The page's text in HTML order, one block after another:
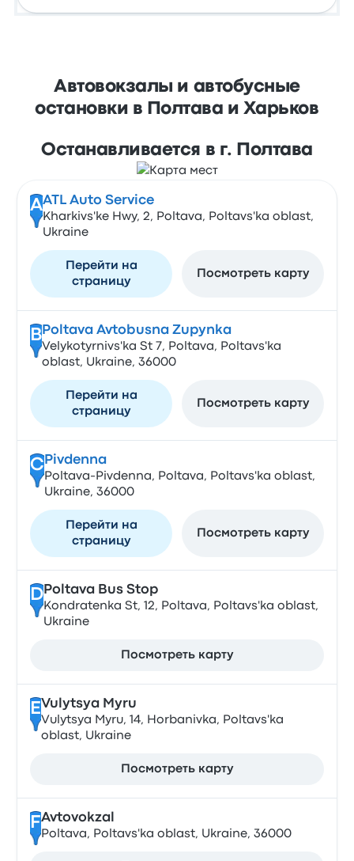
Автовокзалы и автобусные
остановки в Полтава и Харьков
Останавливается в г. Полтава
AATL Auto Service
Kharkivs'ke Hwy, 2, Poltava, Poltavs'ka oblast,
Ukraine
Перейти на
страницу
Посмотреть карту
B Poltava Avtobusna Zupynka
Velykotyrnivs'ka St 7, Poltava, Poltavs'ka
oblast, Ukraine, 36000
Перейти на
страницу
Посмотреть карту
CPivdenna
Poltava-Pivdenna, Poltava, Poltavs'ka oblast,
Ukraine, 36000
Перейти на
страницу
Посмотреть карту
DPoltava Bus Stop
Kondratenka St, 12, Poltava, Poltavs'ka oblast,
Ukraine
Посмотреть карту
EVulytsya Myru
Vulytsya Myru, 14, Horbanivka, Poltavs'ka
oblast, Ukraine
Посмотреть карту
FAvtovokzal
Poltava, Poltavs'ka oblast, Ukraine, 36000